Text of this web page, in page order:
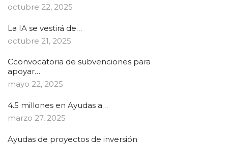
octubre 22, 2025
La IA se vestirá de…
octubre 21, 2025
Cconvocatoria de subvenciones para
apoyar…
mayo 22, 2025
4.5 millones en Ayudas a…
marzo 27, 2025
Ayudas de proyectos de inversión